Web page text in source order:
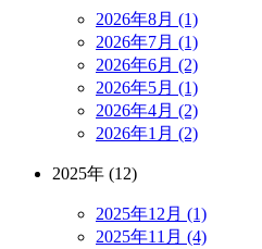
2026年8月 (1)
2026年7月 (1)
2026年6月 (2)
2026年5月 (1)
2026年4月 (2)
2026年1月 (2)
2025年 (12)
2025年12月 (1)
2025年11月 (4)